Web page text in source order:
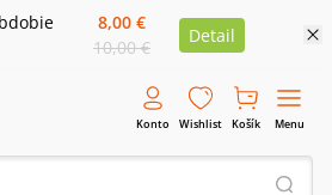
8,00 €
10,00 €
Detail
Konto Wishlist Košík Menu